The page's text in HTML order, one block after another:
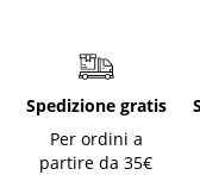
Spedizione gratis
Per ordini a
partire da 35€